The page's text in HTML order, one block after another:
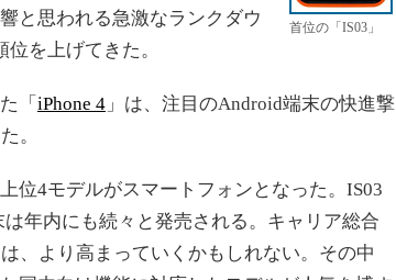
首位の「IS03」
と思われる急激なランクダウ
を上げてきた。
「 iPhone 4 」は、注目のAndroid端末の快進撃
。
位4モデルがスマートフォンとなった。IS03
年内にも続々と発売される。キャリア総合
、より高まっていくかもしれない。その中